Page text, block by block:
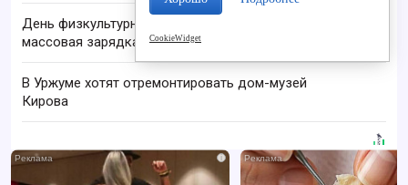
День физкультурника в Кирове: шествие и
массовая зарядка
В Уржуме хотят отремонтировать дом-музей
Кирова
i
CookieWidget